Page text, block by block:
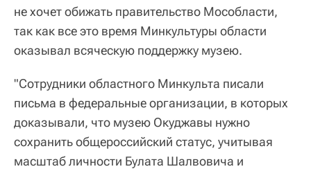
не хочет обижать правительство Мособласти,
так как все это время Минкультуры области
оказывал всяческую поддержку музею.
"Сотрудники областного Минкульта писали
письма в федеральные организации, в которых
доказывали, что музею Окуджавы нужно
сохранить общероссийский статус, учитывая
масштаб личности Булата Шалвовича и